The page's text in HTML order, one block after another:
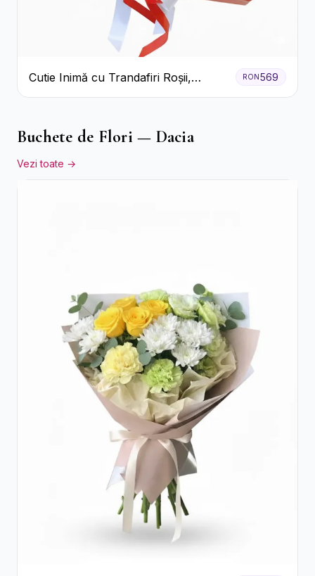
Cutie Inimă cu Trandafiri Roșii,
Crizanteme Albe și Bomboane
RON 569
Buchete de Flori — Dacia
Vezi toate →